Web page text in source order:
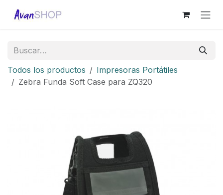
Todos los productos
Impresoras Portátiles
Zebra Funda Soft Case para ZQ320